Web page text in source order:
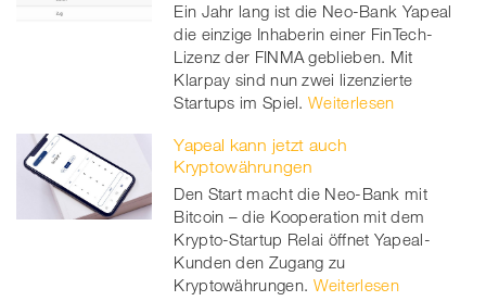
Ein Jahr lang ist die Neo-Bank Yapeal
die einzige Inhaberin einer FinTech-
Lizenz der FINMA geblieben. Mit
Klarpay sind nun zwei lizenzierte
Startups im Spiel. Weiterlesen
Yapeal kann jetzt auch
Kryptowährungen
Den Start macht die Neo-Bank mit
Bitcoin – die Kooperation mit dem
Krypto-Startup Relai öffnet Yapeal-
Kunden den Zugang zu
Kryptowährungen. Weiterlesen